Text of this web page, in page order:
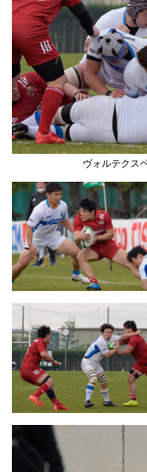
ヴォルテクス